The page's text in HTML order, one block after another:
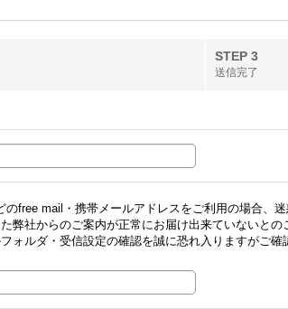
STEP 3
送信完了
のfree mail・携帯メールアドレスをご利用の場合、
弊社からのご案内が正常にお届け出来ていないと
ォルダ・受信設定の確認を誠に恐れ入りますがご確